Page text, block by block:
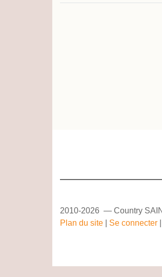
2010-2026 — Country
Plan du site
Se connecter